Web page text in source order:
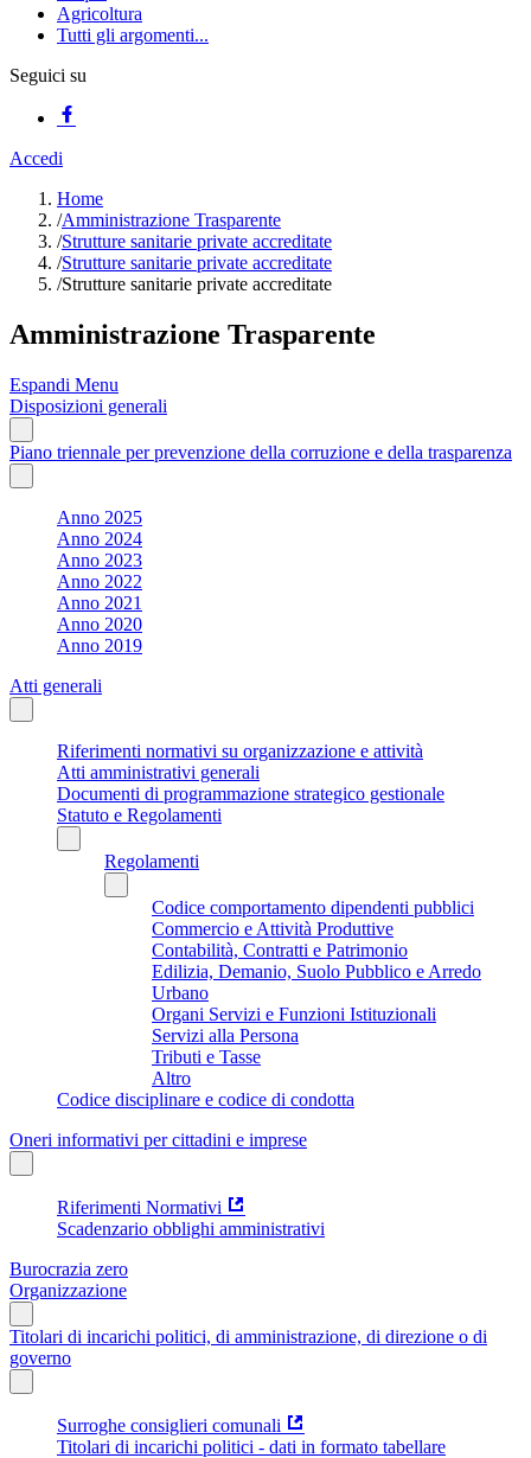
Agricoltura
Tutti gli argomenti...
Seguici su
Accedi
Home
/Amministrazione Trasparente
/Strutture sanitarie private accreditate
/Strutture sanitarie private accreditate
/Strutture sanitarie private accreditate
Amministrazione Trasparente
Espandi Menu
Disposizioni generali
Piano triennale per prevenzione della corruzione e della trasparenza
Anno 2025
Anno 2024
Anno 2023
Anno 2022
Anno 2021
Anno 2020
Anno 2019
Atti generali
Riferimenti normativi su organizzazione e attività
Atti amministrativi generali
Documenti di programmazione strategico gestionale
Statuto e Regolamenti
Regolamenti
Codice comportamento dipendenti pubblici
Commercio e Attività Produttive
Contabilità, Contratti e Patrimonio
Edilizia, Demanio, Suolo Pubblico e Arredo
Urbano
Organi Servizi e Funzioni Istituzionali
Servizi alla Persona
Tributi e Tasse
Altro
Codice disciplinare e codice di condotta
Oneri informativi per cittadini e imprese
Riferimenti Normativi
Scadenzario obblighi amministrativi
Burocrazia zero
Organizzazione
Titolari di incarichi politici, di amministrazione, di direzione o di
governo
Surroghe consiglieri comunali
Titolari di incarichi politici - dati in formato tabellare